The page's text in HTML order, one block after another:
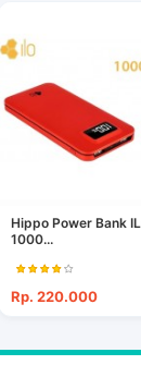
Hippo Power Bank
1000...
Rp. 220.000